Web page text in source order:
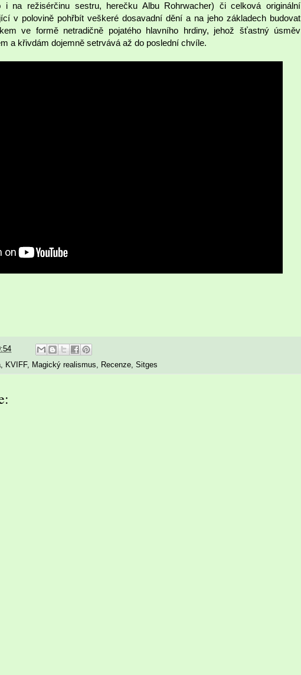
i na režisérčinu sestru, herečku Albu Rohrwacher) či celková originální
v polovině pohřbít veškeré dosavadní dění a na jeho základech budovat
ve formě netradičně pojatého hlavního hrdiny, jehož šťastný úsměv
a křivdám dojemně setrvává až do poslední chvíle.
KVIFF, Magický realismus Recenze Sitges